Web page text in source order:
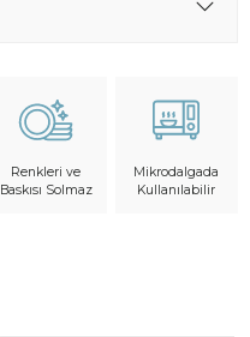
Renkleri ve
Baskısı Solmaz
Mikrodalgada
Kullanılabilir